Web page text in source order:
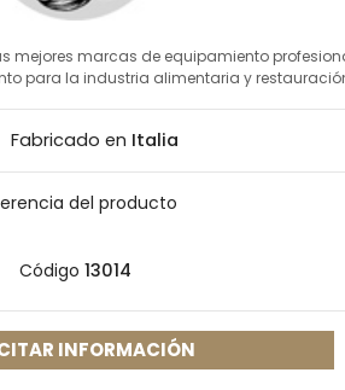
mejores marcas de equipamiento
para la industria alimentaria y
Fabricado en Italia
del producto
Código 13014
INFORMACIÓN